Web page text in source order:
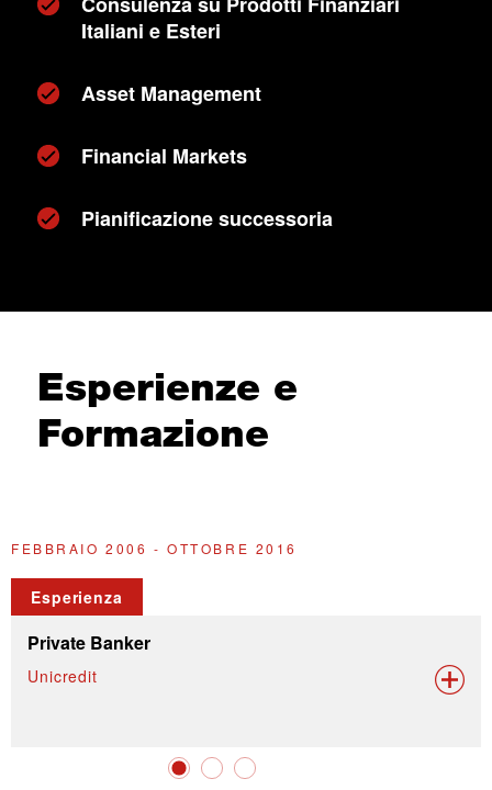
Italiani e Esteri
Asset Management
Financial Markets
Pianificazione successoria
Esperienze e
Formazione
FEBBRAIO 2006 - OTTOBRE 2016
Esperienza
Private Banker
Unicredit